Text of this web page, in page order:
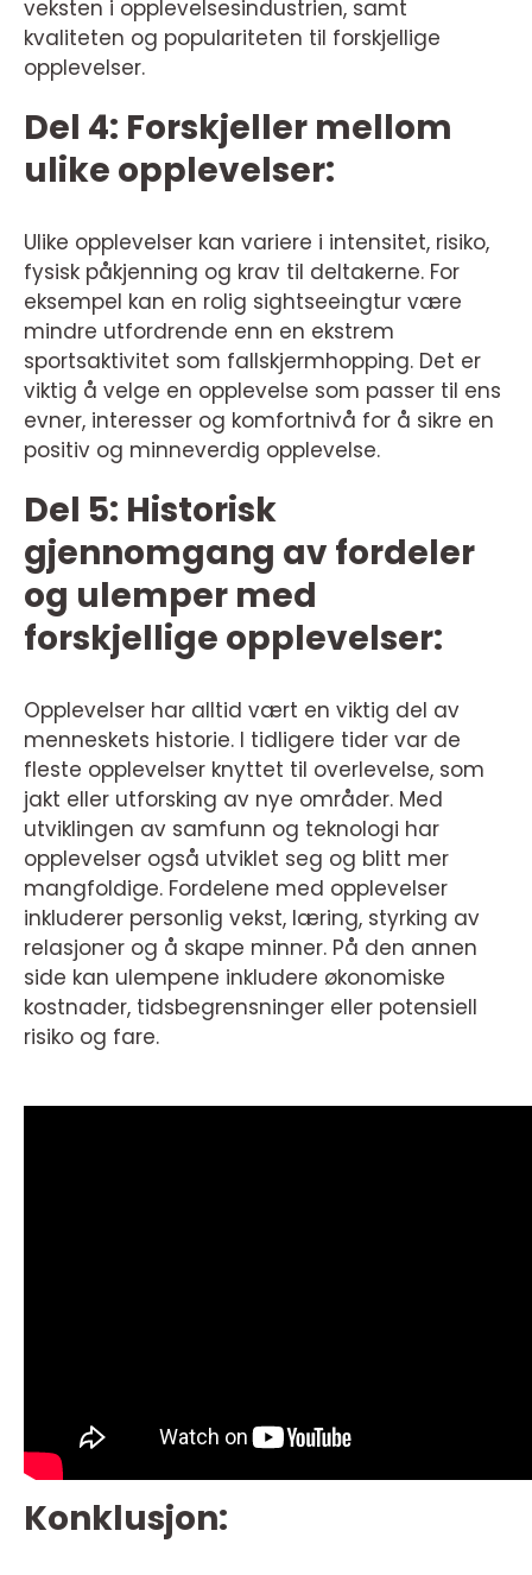
veksten i opplevelsesindustrien, samt
kvaliteten og populariteten til forskjellige
opplevelser.
Del 4: Forskjeller mellom
ulike opplevelser:
Ulike opplevelser kan variere i intensitet, risiko,
fysisk påkjenning og krav til deltakerne. For
eksempel kan en rolig sightseeingtur være
mindre utfordrende enn en ekstrem
sportsaktivitet som fallskjermhopping. Det er
viktig å velge en opplevelse som passer til ens
evner, interesser og komfortnivå for å sikre en
positiv og minneverdig opplevelse.
Del 5: Historisk
gjennomgang av fordeler
og ulemper med
forskjellige opplevelser:
Opplevelser har alltid vært en viktig del av
menneskets historie. I tidligere tider var de
fleste opplevelser knyttet til overlevelse, som
jakt eller utforsking av nye områder. Med
utviklingen av samfunn og teknologi har
opplevelser også utviklet seg og blitt mer
mangfoldige. Fordelene med opplevelser
inkluderer personlig vekst, læring, styrking av
relasjoner og å skape minner. På den annen
side kan ulempene inkludere økonomiske
kostnader, tidsbegrensninger eller potensiell
risiko og fare.
Konklusjon: